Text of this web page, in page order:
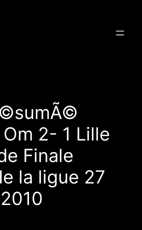
2- 1 Lille
Finale
la ligue 27